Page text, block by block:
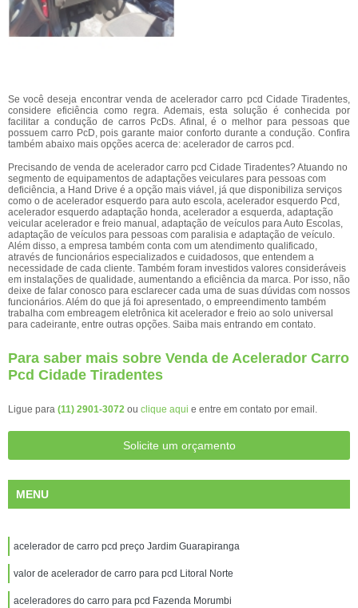
Se você deseja encontrar venda de acelerador carro pcd Cidade Tiradentes,
considere eficiência como regra. Ademais, esta solução é conhecida por
facilitar a condução de carros PcDs. Afinal, é o melhor para pessoas que
possuem carro PcD, pois garante maior conforto durante a condução. Confira
também abaixo mais opções acerca de: acelerador de carros pcd.
Precisando de venda de acelerador carro pcd Cidade Tiradentes? Atuando no
segmento de equipamentos de adaptações veiculares para pessoas com
deficiência, a Hand Drive é a opção mais viável, já que disponibiliza serviços
como o de acelerador esquerdo para auto escola, acelerador esquerdo Pcd,
acelerador esquerdo adaptação honda, acelerador a esquerda, adaptação
veicular acelerador e freio manual, adaptação de veículos para Auto Escolas,
adaptação de veículos para pessoas com paralisia e adaptação de veículo.
Além disso, a empresa também conta com um atendimento qualificado,
através de funcionários especializados e cuidadosos, que entendem a
necessidade de cada cliente. Também foram investidos valores consideráveis
em instalações de qualidade, aumentando a eficiência da marca. Por isso, não
deixe de falar conosco para esclarecer cada uma de suas dúvidas com nossos
funcionários. Além do que já foi apresentado, o empreendimento também
trabalha com embreagem eletrônica kit acelerador e freio ao solo universal
para cadeirante, entre outras opções. Saiba mais entrando em contato.
Para saber mais sobre Venda de Acelerador Carro
Pcd Cidade Tiradentes
Ligue para (11) 2901-3072 ou clique aqui e entre em contato por email.
Solicite um orçamento
MENU
acelerador de carro pcd preço Jardim Guarapiranga
valor de acelerador de carro para pcd Litoral Norte
aceleradores do carro para pcd Fazenda Morumbi